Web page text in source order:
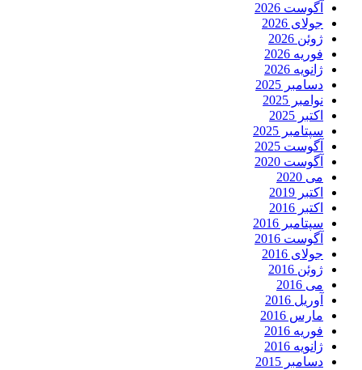
آگوست 2026
جولای 2026
ژوئن 2026
فوریه 2026
ژانویه 2026
دسامبر 2025
نوامبر 2025
اکتبر 2025
سپتامبر 2025
آگوست 2025
آگوست 2020
می 2020
اکتبر 2019
اکتبر 2016
سپتامبر 2016
آگوست 2016
جولای 2016
ژوئن 2016
می 2016
آوریل 2016
مارس 2016
فوریه 2016
ژانویه 2016
دسامبر 2015